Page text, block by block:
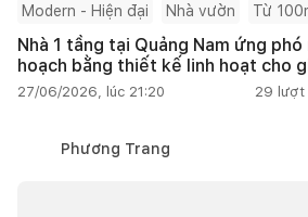
Modern - Hiện đại Nhà vườn Từ
Nhà 1 tầng tại Quảng Nam ứng
hoạch bằng thiết kế linh hoạt cho
27/06/2026, lúc 21:20 29 lượt
Phương Trang